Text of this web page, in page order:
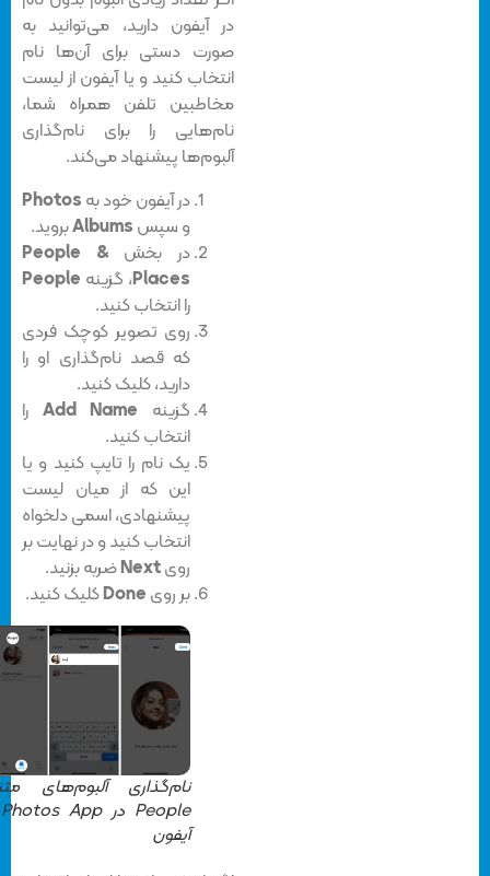
در آیفون دارید، می‌توانید به
صورت دستی برای آن‌ها نام
انتخاب کنید و یا آیفون از لیست
مخاطبین تلفن همراه شما،
نام‌هایی را برای نام‌گذاری
آلبوم‌ها پیشنهاد می‌کند.
در آیفون خود بهPhotos
و سپسAlbumsبروید.
در بخشPeople &
Places، گزینهPeople
را انتخاب کنید.
روی تصویر کوچک فردی
که قصد نام‌گذاری او را
دارید، کلیک کنید.
گزینهAdd Nameرا
انتخاب کنید.
یک نام را تایپ کنید و یا
این که از میان لیست
پیشنهادی، اسمی دلخواه
انتخاب کنید و در نهایت بر
Nextضربه بزنید.
بر رویDoneکلیک کنید.
نام‌گذاری آلبوم‌های متنوع
People در Photos App در
آیفون